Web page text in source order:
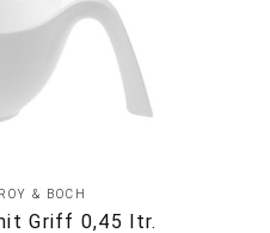
& BOCH
Griff 0,45 ltr.